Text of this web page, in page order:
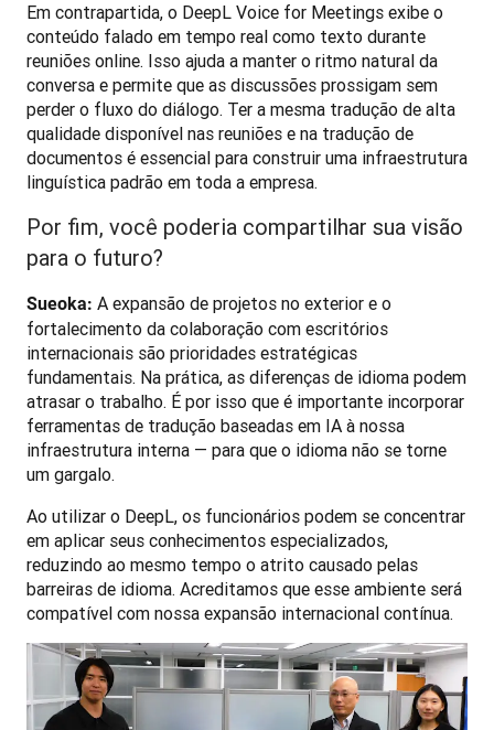
Em contrapartida, o DeepL Voice for Meetings exibe o
conteúdo falado em tempo real como texto durante
reuniões online. Isso ajuda a manter o ritmo natural da
conversa e permite que as discussões prossigam sem
perder o fluxo do diálogo. Ter a mesma tradução de alta
qualidade disponível nas reuniões e na tradução de
documentos é essencial para construir uma infraestrutura
linguística padrão em toda a empresa.
Por fim, você poderia compartilhar sua visão
para o futuro?
Sueoka: A expansão de projetos no exterior e o
fortalecimento da colaboração com escritórios
internacionais são prioridades estratégicas
fundamentais. Na prática, as diferenças de idioma podem
atrasar o trabalho. É por isso que é importante incorporar
ferramentas de tradução baseadas em IA à nossa
infraestrutura interna — para que o idioma não se torne
um gargalo.
Ao utilizar o DeepL, os funcionários podem se concentrar
em aplicar seus conhecimentos especializados,
reduzindo ao mesmo tempo o atrito causado pelas
barreiras de idioma. Acreditamos que esse ambiente será
compatível com nossa expansão internacional contínua.